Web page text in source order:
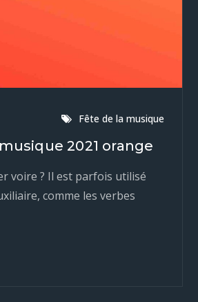
Fête de la musique
2021 orange
voire ? Il est parfois utilisé
comme les verbes